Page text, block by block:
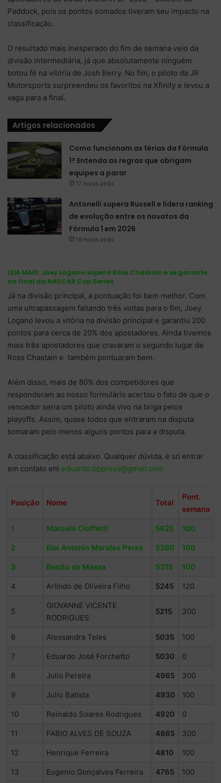
Paddock, pois os pontos somados tiveram seu impacto na
classificação.
O resultado mais inesperado do fim de semana veio da
divisão intermediária, já que absolutamente ninguém
botou fé na vitória de Josh Berry. No fim, o piloto da JR
Motorsports surpreendeu os favoritos na Xfinity e levou a
vaga para a final.
Artigos relacionados
Como funcionam as férias da Fórmula
1? Entenda as regras que obrigam
equipes a parar
17 horas atrás
Antonelli supera Russell e lidera ranking
de evolução entre os novatos da
Fórmula 1 em 2026
19 horas atrás
LEIA MAIS: Joey Logano supera Ross Chastain e se garante
na final da NASCAR Cup Series
Já na divisão principal, a pontuação foi bem melhor. Com
uma ultrapassagem faltando três voltas para o fim, Joey
Logano levou a vitória na divisão principal e garantiu 200
pontos para cerca de 20% dos apostadores. Ainda tivemos
mais três apostadores que cravaram o segundo lugar de
Ross Chastain e também pontuaram bem.
Além disso, mais de 80% dos competidores que
responderam ao nosso formulário acertou o fato de que o
vencedor seria um piloto ainda vivo na briga pelos
playoffs. Assim, quase todos que entraram na disputa
somaram pelo menos alguns pontos para a disputa.
A classificação está abaixo. Qualquer dúvida, é só entrar
em contato em eduardo.bppress@gmail.com
Posição Nome Total
Pont.
semana
1 Marcelo Cioffetti 5625 100
2 Eloi Antonio Morales Peres 5380 100
3 Benito da Massa 5315 100
4 Arlindo de Oliveira Filho 5245 120
5
GIOVANNE VICENTE
RODRIGUES
5215 300
6 Alexsandra Teles 5035 100
7 Eduardo José Forchetto 5030 0
8 Julio Pereira 4965 300
9 Julio Batista 4930 100
10 Reinaldo Soares Rodrigues 4920 0
11 FABIO ALVES DE SOUZA 4865 300
12 Henrique Ferreira 4810 100
13 Eugenio Gonçalves Ferreira 4765 100